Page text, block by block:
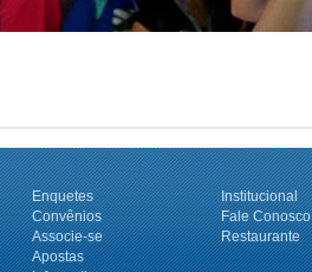
Enquetes
Institucional
Convênios
Fale Conosco
Associe-se
Restaurante
Apostas